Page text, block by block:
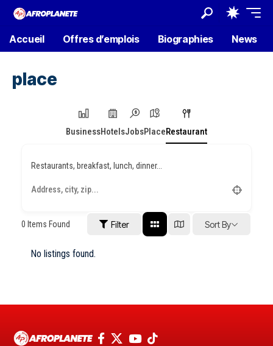
Accueil Offres d’emplois Biographies News
place
BusinessHotelsJobsPlaceRestaurant
Restaurants, breakfast, lunch, dinner...
0 Items Found Filter Sort By
No listings found.